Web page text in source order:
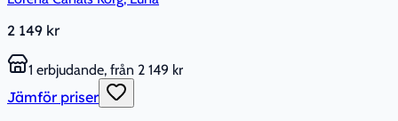
2 149 kr
1 erbjudande, från 2 149 kr
Jämför priser